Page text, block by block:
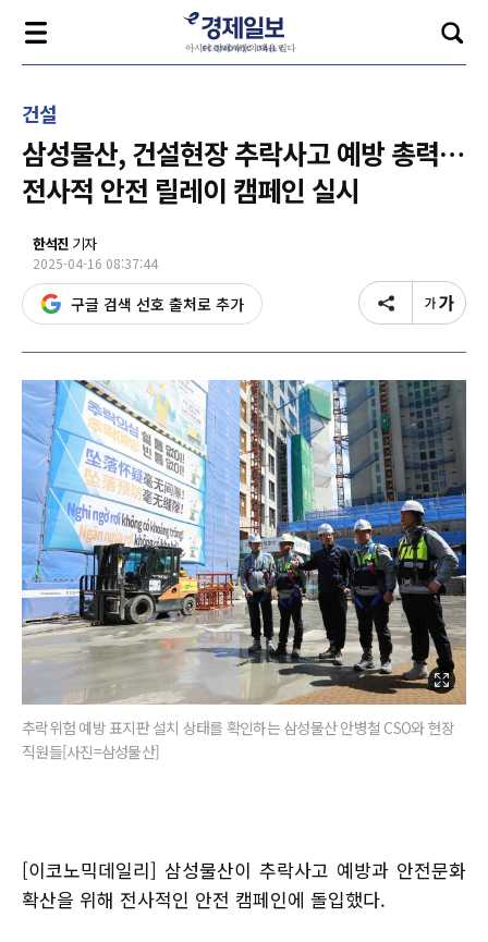
건설
삼성물산, 건설현장 추락사고 예방 총력…
전사적 안전 릴레이 캠페인 실시
한석진 기자
2025-04-16 08:37:44
구글 검색 선호 출처로 추가
추락위험 예방 표지판 설치 상태를 확인하는 삼성물산 안병철 CSO와 현장
직원들[사진=삼성물산]
[이코노믹데일리] 삼성물산이 추락사고 예방과 안전문화
확산을 위해 전사적인 안전 캠페인에 돌입했다.